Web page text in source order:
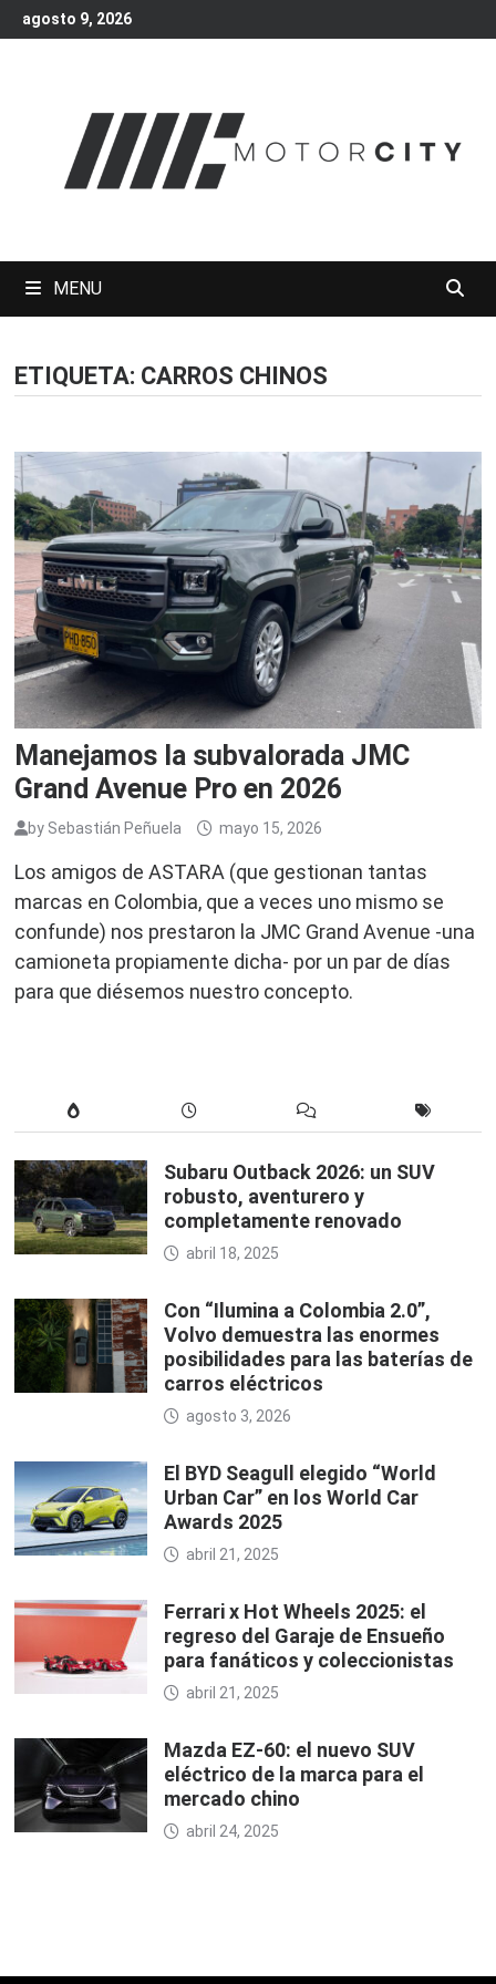
Skip
to
agosto 9, 2026
MENU
ETIQUETA: CARROS CHINOS
Manejamos la subvalorada JMC
Grand Avenue Pro en 2026
by Sebastián Peñuela mayo 15, 2026
Los amigos de ASTARA (que gestionan tantas
marcas en Colombia, que a veces uno mismo se
confunde) nos prestaron la JMC Grand Avenue -una
camioneta propiamente dicha- por un par de días
para que diésemos nuestro concepto.
Subaru Outback 2026: un SUV
robusto, aventurero y
completamente renovado
abril 18, 2025
Con “Ilumina a Colombia 2.0”,
Volvo demuestra las enormes
posibilidades para las baterías de
carros eléctricos
agosto 3, 2026
El BYD Seagull elegido “World
Urban Car” en los World Car
Awards 2025
abril 21, 2025
Ferrari x Hot Wheels 2025: el
regreso del Garaje de Ensueño
para fanáticos y coleccionistas
abril 21, 2025
Mazda EZ-60: el nuevo SUV
eléctrico de la marca para el
mercado chino
abril 24, 2025